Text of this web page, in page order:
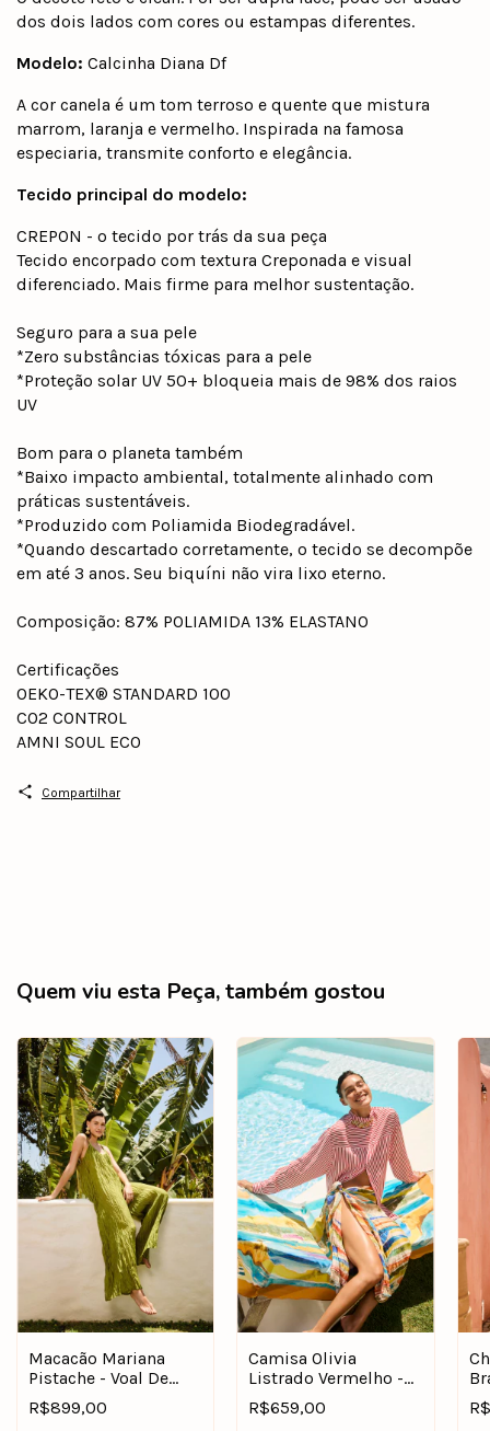
dos dois lados com cores ou estampas diferentes.
Modelo: Calcinha Diana Df
A cor canela é um tom terroso e quente que mistura
marrom, laranja e vermelho. Inspirada na famosa
especiaria, transmite conforto e elegância.
Tecido principal do modelo:
CREPON - o tecido por trás da sua peça
Tecido encorpado com textura Creponada e visual
diferenciado. Mais firme para melhor sustentação.
Seguro para a sua pele
*Zero substâncias tóxicas para a pele
*Proteção solar UV 50+ bloqueia mais de 98% dos raios
UV
Bom para o planeta também
*Baixo impacto ambiental, totalmente alinhado com
práticas sustentáveis.
*Produzido com Poliamida Biodegradável.
*Quando descartado corretamente, o tecido se decompõe
em até 3 anos. Seu biquíni não vira lixo eterno.
Composição: 87% POLIAMIDA 13% ELASTANO
Certificações
OEKO-TEX® STANDARD 100
CO2 CONTROL
AMNI SOUL ECO
Compartilhar
Quem viu esta Peça, também gostou
Macacão Mariana
Pistache - Voal De
Seda
R$899,00
Camisa Olivia
Listrado Vermelho -
Medley
R$659,00